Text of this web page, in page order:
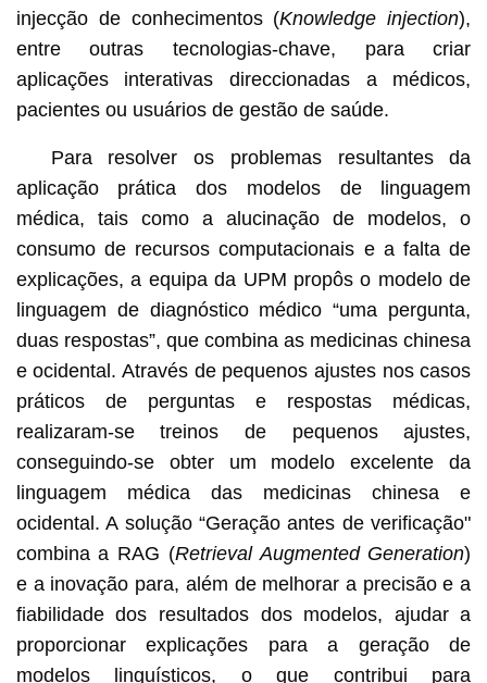
injecção de conhecimentos (Knowledge injection),
entre outras tecnologias-chave, para criar
aplicações interativas direccionadas a médicos,
pacientes ou usuários de gestão de saúde.
Para resolver os problemas resultantes da
aplicação prática dos modelos de linguagem
médica, tais como a alucinação de modelos, o
consumo de recursos computacionais e a falta de
explicações, a equipa da UPM propôs o modelo de
linguagem de diagnóstico médico “uma pergunta,
duas respostas”, que combina as medicinas chinesa
e ocidental. Através de pequenos ajustes nos casos
práticos de perguntas e respostas médicas,
realizaram-se treinos de pequenos ajustes,
conseguindo-se obter um modelo excelente da
linguagem médica das medicinas chinesa e
ocidental. A solução “Geração antes de verificação"
combina a RAG (Retrieval Augmented Generation)
e a inovação para, além de melhorar a precisão e a
fiabilidade dos resultados dos modelos, ajudar a
proporcionar explicações para a geração de
modelos linguísticos, o que contribui para